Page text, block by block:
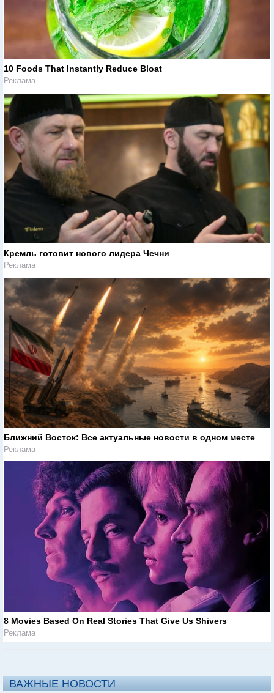
10 Foods That Instantly Reduce Bloat
Реклама
Кремль готовит нового лидера Чечни
Реклама
Ближний Восток: Все актуальные новости в одном месте
Реклама
8 Movies Based On Real Stories That Give Us Shivers
Реклама
ВАЖНЫЕ НОВОСТИ